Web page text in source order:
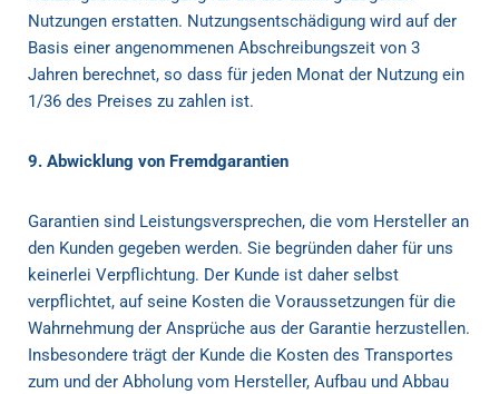
Nutzungen erstatten. Nutzungsentschädigung wird auf der
Basis einer angenommenen Abschreibungszeit von 3
Jahren berechnet, so dass für jeden Monat der Nutzung ein
1/36 des Preises zu zahlen ist.
9. Abwicklung von Fremdgarantien
Garantien sind Leistungsversprechen, die vom Hersteller an
den Kunden gegeben werden. Sie begründen daher für uns
keinerlei Verpflichtung. Der Kunde ist daher selbst
verpflichtet, auf seine Kosten die Voraussetzungen für die
Wahrnehmung der Ansprüche aus der Garantie herzustellen.
Insbesondere trägt der Kunde die Kosten des Transportes
zum und der Abholung vom Hersteller, Aufbau und Abbau